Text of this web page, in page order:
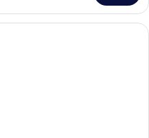
(Orbital) | Sengetøy av topp